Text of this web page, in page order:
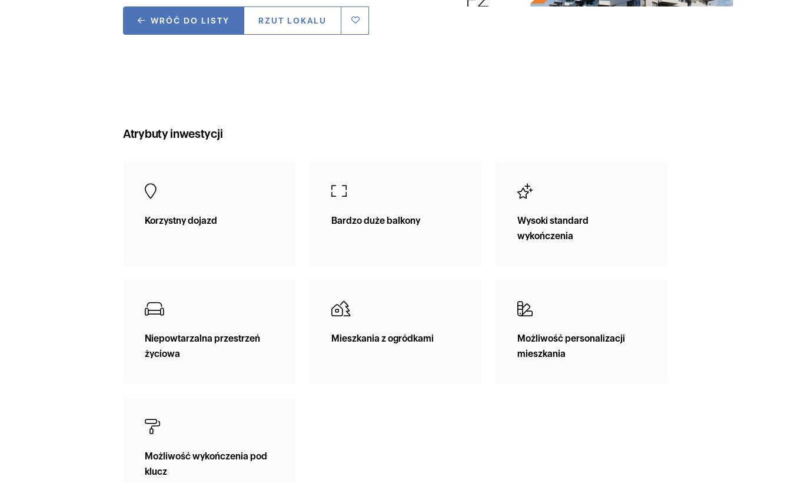
WRÓĆ DO LISTY RZUT LOKALU
Atrybuty inwestycji
Korzystny dojazd Bardzo duże balkony
Wysoki standard
wykończenia
Niepowtarzalna przestrzeń
życiowa
Mieszkania z ogródkami
Możliwość personalizacji
mieszkania
Możliwość wykończenia pod
klucz